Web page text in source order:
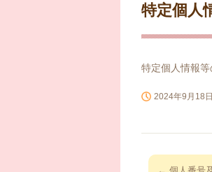
特定個人
特定個人情報
2024年9月18日
投
← 個人番号